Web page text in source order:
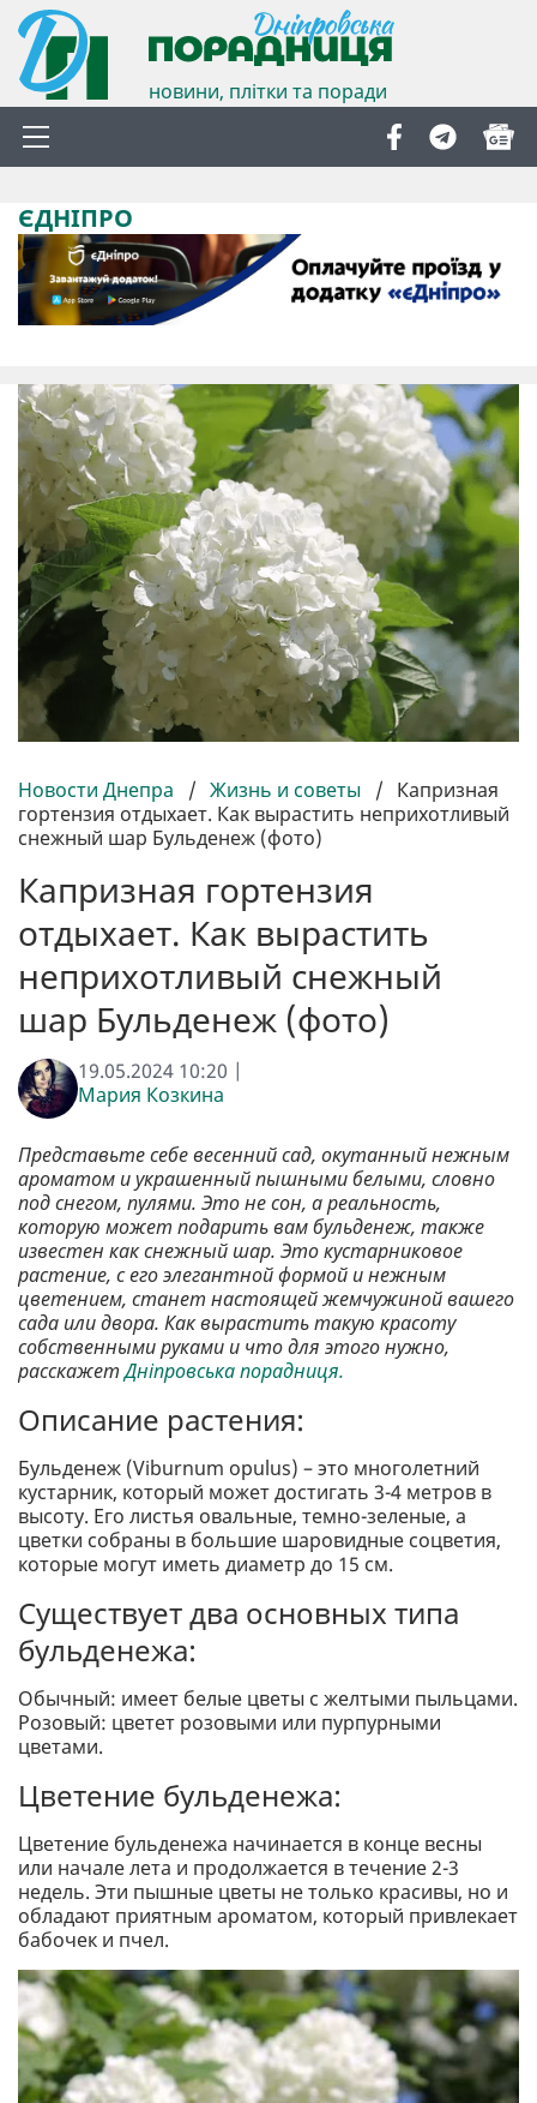
новини, плітки та поради
ЄДНІПРО
Новости Днепра / Жизнь и советы / Капризная
гортензия отдыхает. Как вырастить неприхотливый
снежный шар Бульденеж (фото)
Капризная гортензия
отдыхает. Как вырастить
неприхотливый снежный
шар Бульденеж (фото)
19.05.2024 10:20 |
Мария Козкина
Представьте себе весенний сад, окутанный нежным
ароматом и украшенный пышными белыми, словно
под снегом, пулями. Это не сон, а реальность,
которую может подарить вам бульденеж, также
известен как снежный шар. Это кустарниковое
растение, с его элегантной формой и нежным
цветением, станет настоящей жемчужиной вашего
сада или двора. Как вырастить такую красоту
собственными руками и что для этого нужно,
расскажетДніпровська порадниця.
Описание растения:
Бульденеж (Viburnum opulus) – это многолетний
кустарник, который может достигать 3-4 метров в
высоту. Его листья овальные, темно-зеленые, а
цветки собраны в большие шаровидные соцветия,
которые могут иметь диаметр до 15 см.
Существует два основных типа
бульденежа:
Обычный: имеет белые цветы с желтыми пыльцами.
Розовый: цветет розовыми или пурпурными
цветами.
Цветение бульденежа:
Цветение бульденежа начинается в конце весны
или начале лета и продолжается в течение 2-3
недель. Эти пышные цветы не только красивы, но и
обладают приятным ароматом, который привлекает
бабочек и пчел.